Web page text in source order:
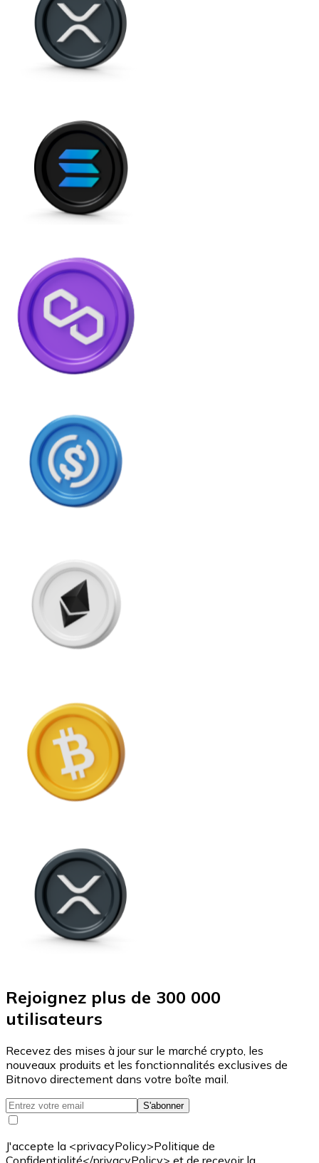
Rejoignez plus de 300 000
utilisateurs
Recevez des mises à jour sur le marché crypto, les
nouveaux produits et les fonctionnalités exclusives de
Bitnovo directement dans votre boîte mail.
S'abonner
J'accepte la <privacyPolicy>Politique de
Confidentialité</privacyPolicy> et de recevoir la